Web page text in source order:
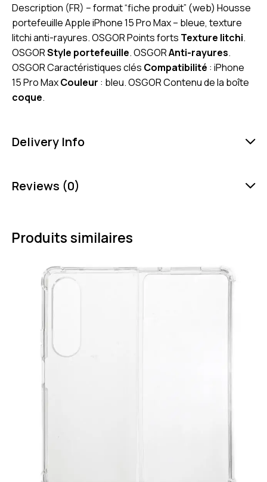
Description (FR) – format “fiche produit” (web) Housse
portefeuille Apple iPhone 15 Pro Max – bleue, texture
litchi anti-rayures. OSGOR Points forts Texture litchi.
OSGORStyle portefeuille. OSGORAnti-rayures.
OSGOR Caractéristiques clés Compatibilité : iPhone
15 Pro MaxCouleur : bleu. OSGOR Contenu de la boîte
coque.
Delivery Info
Reviews (0)
Produits similaires